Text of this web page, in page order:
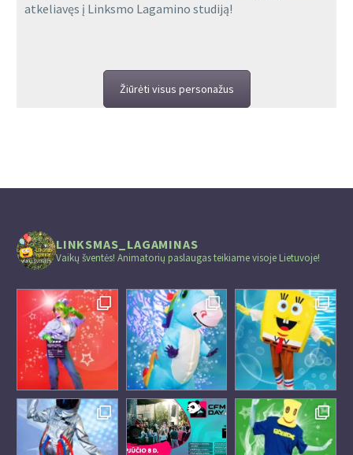
atkeliavęs į Linksmo Lagamino studiją!
Žiūrėti visus personažus
LINKSMAS_LAGAMINAS
Vaikų šventės! Animatorių paslaugas teikiame visoje Lietuvoje!